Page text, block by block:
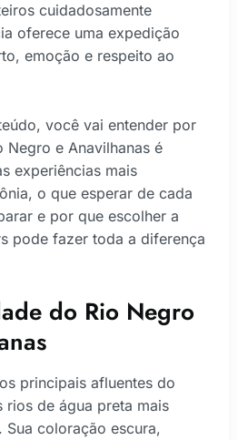
cuidadosamente
oferece uma expedição
emoção e respeito ao
você vai entender por
Negro e Anavilhanas é
experiências mais
o que esperar de cada
e por que escolher a
pode fazer toda a diferença
do Rio Negro
principais afluentes do
rios de água preta mais
coloração escura,